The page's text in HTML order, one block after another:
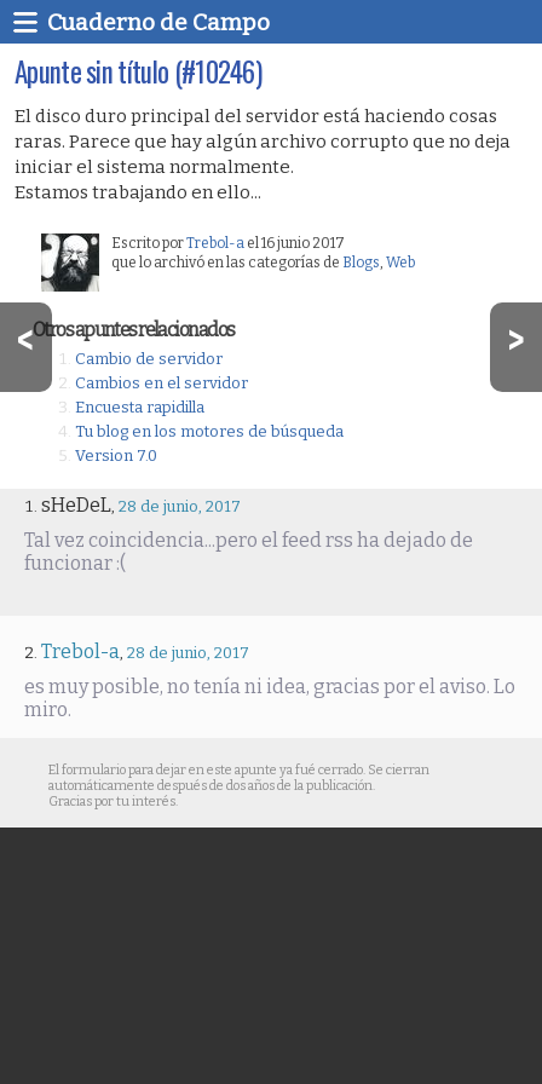
Cuaderno de Campo
Apunte sin título (#10246)
El disco duro principal del servidor está haciendo cosas
raras. Parece que hay algún archivo corrupto que no deja
iniciar el sistema normalmente.
Estamos trabajando en ello...
Escrito porTrebol-a el 16 junio 2017
que lo archivó en las categorías de Blogs, Web
Otros apuntes relacionados
Cambio de servidor
Cambios en el servidor
Encuesta rapidilla
Tu blog en los motores de búsqueda
Version 7.0
sHeDeL, 28 de junio, 2017
Tal vez coincidencia...pero el feed rss ha dejado de
funcionar :(
Trebol-a, 28 de junio, 2017
es muy posible, no tenía ni idea, gracias por el aviso. Lo
miro.
El formulario para dejar en este apunte ya fué cerrado. Se cierran
automáticamente después de dos años de la publicación.
Gracias por tu interés.